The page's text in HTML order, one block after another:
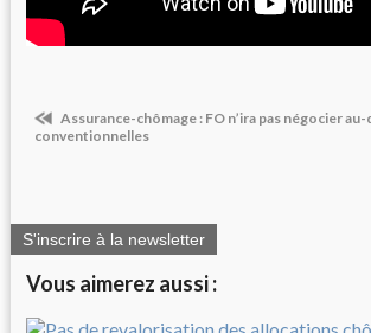
Assurance-chômage : FO n’ira pas négocier
conventionnelles
S'inscrire à la newsletter
Vous aimerez aussi :